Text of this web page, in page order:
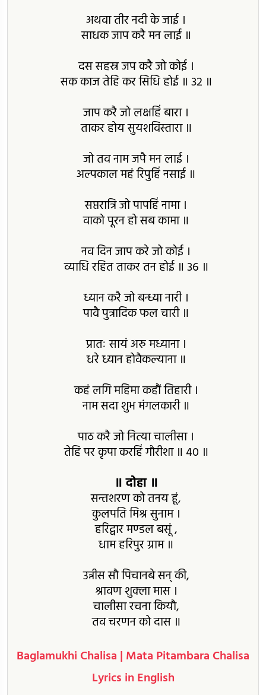
अथवा तीर नदी के जाई ।
साधक जाप करै मन लाई ॥
दस सहस्र जप करै जो कोई ।
सक काज तेहि कर सिधि होई ॥ 32 ॥
जाप करै जो लक्षहिं बारा ।
ताकर होय सुयशविस्तारा ॥
जो तव नाम जपै मन लाई ।
अल्पकाल महं रिपुहिं नसाई ॥
सप्तरात्रि जो पापहिं नामा ।
वाको पूरन हो सब कामा ॥
नव दिन जाप करे जो कोई ।
व्याधि रहित ताकर तन होई ॥ 36 ॥
ध्यान करै जो बन्ध्या नारी ।
पावै पुत्रादिक फल चारी ॥
प्रातः सायं अरु मध्याना ।
धरे ध्यान होवैकल्याना ॥
कहं लगि महिमा कहौं तिहारी ।
नाम सदा शुभ मंगलकारी ॥
पाठ करै जो नित्या चालीसा ।
तेहि पर कृपा करहिं गौरीशा ॥ 40 ॥
॥ दोहा ॥
सन्तशरण को तनय हूं,
कुलपति मिश्र सुनाम ।
हरिद्वार मण्डल बसूं ,
धाम हरिपुर ग्राम ॥
उन्नीस सौ पिचानबे सन् की,
श्रावण शुक्ला मास ।
चालीसा रचना कियौ,
तव चरणन को दास ॥
Baglamukhi Chalisa | Mata Pitambara Chalisa
Lyrics in English